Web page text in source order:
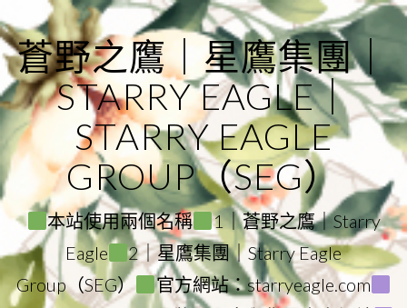
to
content
蒼野之鷹｜星鷹集團｜
STARRY EAGLE｜
STARRY EAGLE
GROUP（SEG）
本站使用兩個名稱
1｜蒼野之鷹｜Starry
Eagle
2｜星鷹集團｜Starry Eagle
Group（SEG）
官方網站：starryeagle.com